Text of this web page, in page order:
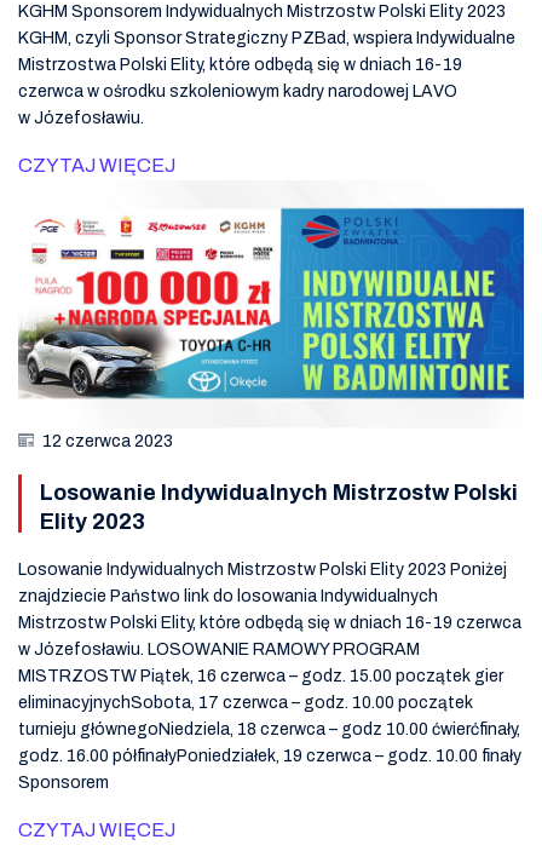
KGHM Sponsorem Indywidualnych Mistrzostw Polski Elity 2023
KGHM, czyli Sponsor Strategiczny PZBad, wspiera Indywidualne
Mistrzostwa Polski Elity, które odbędą się w dniach 16-19
czerwca w ośrodku szkoleniowym kadry narodowej LAVO
w Józefosławiu.
CZYTAJ WIĘCEJ
12 czerwca 2023
Losowanie Indywidualnych Mistrzostw Polski
Elity 2023
Losowanie Indywidualnych Mistrzostw Polski Elity 2023 Poniżej
znajdziecie Państwo link do losowania Indywidualnych
Mistrzostw Polski Elity, które odbędą się w dniach 16-19 czerwca
w Józefosławiu. LOSOWANIE RAMOWY PROGRAM
MISTRZOSTW Piątek, 16 czerwca – godz. 15.00 początek gier
eliminacyjnychSobota, 17 czerwca – godz. 10.00 początek
turnieju głównegoNiedziela, 18 czerwca – godz 10.00 ćwierćfinały,
godz. 16.00 półfinałyPoniedziałek, 19 czerwca – godz. 10.00 finały
Sponsorem
CZYTAJ WIĘCEJ